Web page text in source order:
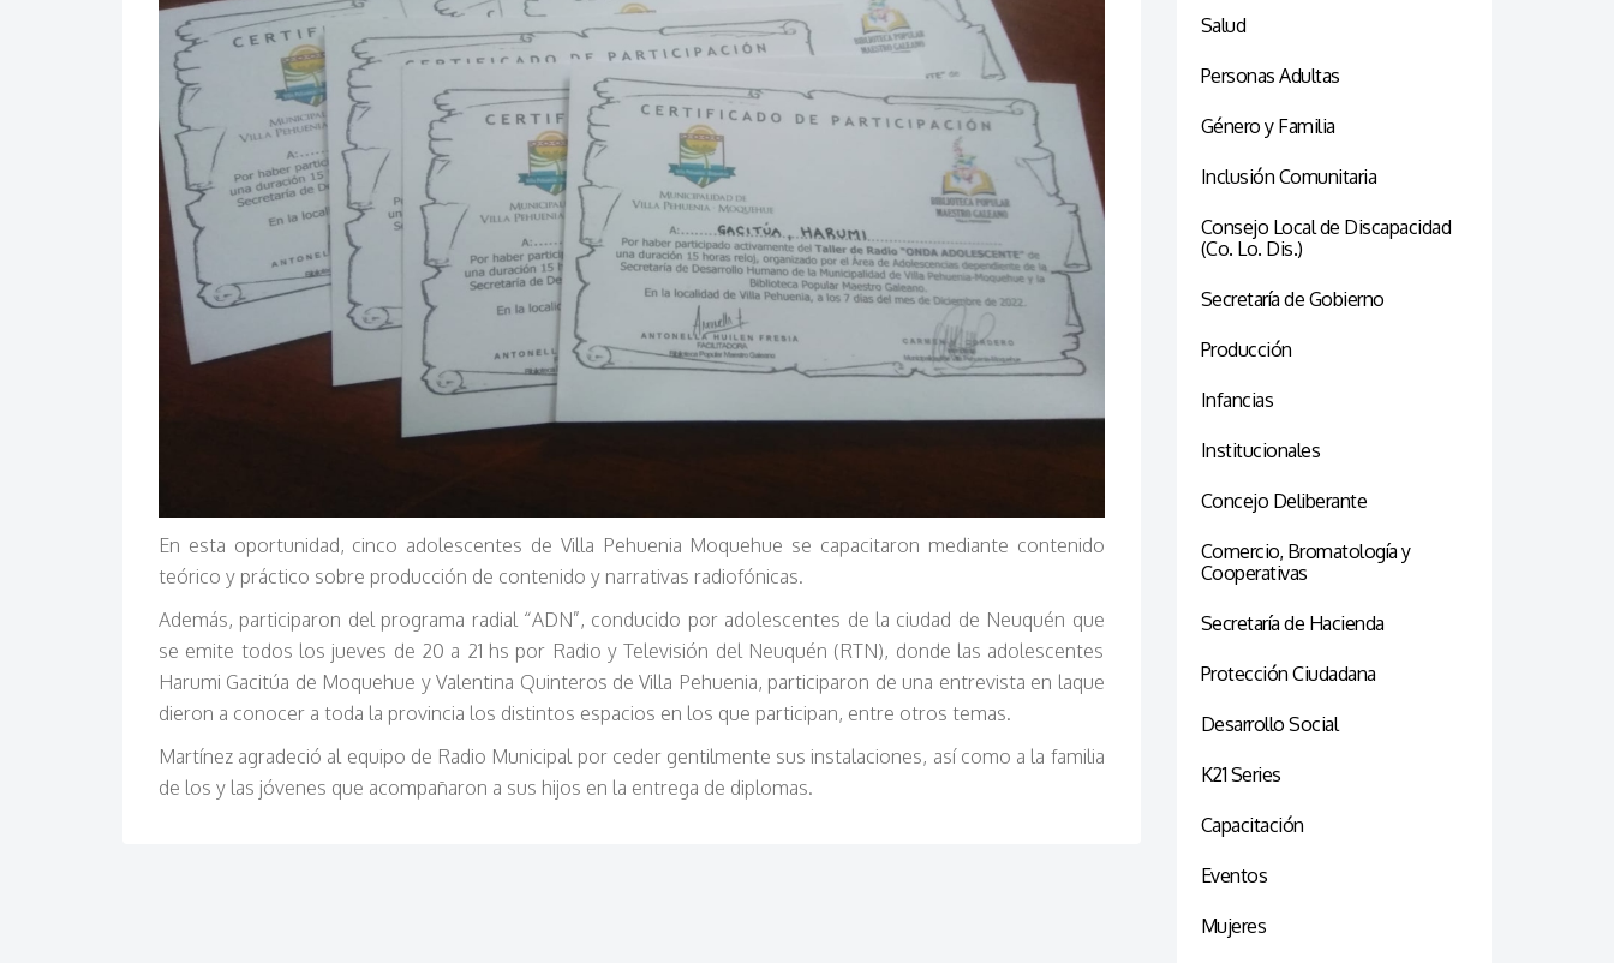
En esta oportunidad, cinco adolescentes de Villa Pehuenia Moquehue se capacitaron mediante contenido
teórico y práctico sobre producción de contenido y narrativas radiofónicas.
Además, participaron del programa radial “ADN”, conducido por adolescentes de la ciudad de Neuquén que
se emite todos los jueves de 20 a 21 hs por Radio y Televisión del Neuquén (RTN), donde las adolescentes
Harumi Gacitúa de Moquehue y Valentina Quinteros de Villa Pehuenia, participaron de una entrevista en laque
dieron a conocer a toda la provincia los distintos espacios en los que participan, entre otros temas.
Martínez agradeció al equipo de Radio Municipal por ceder gentilmente sus instalaciones, así como a la familia
de los y las jóvenes que acompañaron a sus hijos en la entrega de diplomas.
Salud
Personas Adultas
Género y Familia
Inclusión Comunitaria
Consejo Local de Discapacidad
(Co. Lo. Dis.)
Secretaría de Gobierno
Producción
Infancias
Institucionales
Concejo Deliberante
Comercio, Bromatología y
Cooperativas
Secretaría de Hacienda
Protección Ciudadana
Desarrollo Social
K21 Series
Capacitación
Eventos
Mujeres